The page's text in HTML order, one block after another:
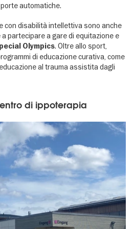
automatiche.
con disabilità intellettiva sono anche
partecipare a gare di equitazione e
Olympics. Oltre allo sport,
di educazione curativa, come
al trauma assistita dagli
di ippoterapia